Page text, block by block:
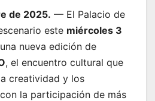
de 2025. — El Palacio de
este miércoles 3
nueva edición de
, el encuentro cultural que
creatividad y los
la participación de más